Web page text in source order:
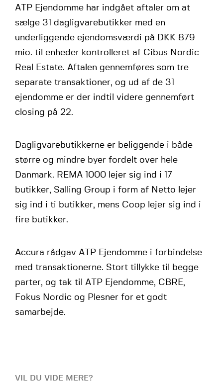
ATP Ejendomme har indgået aftaler om at
sælge 31 dagligvarebutikker med en
underliggende ejendomsværdi på DKK 879
mio. til enheder kontrolleret af Cibus Nordic
Real Estate. Aftalen gennemføres som tre
separate transaktioner, og ud af de 31
ejendomme er der indtil videre gennemført
closing på 22.
Dagligvarebutikkerne er beliggende i både
større og mindre byer fordelt over hele
Danmark. REMA 1000 lejer sig ind i 17
butikker, Salling Group i form af Netto lejer
sig ind i ti butikker, mens Coop lejer sig ind i
fire butikker.
Accura rådgav ATP Ejendomme i forbindelse
med transaktionerne. Stort tillykke til begge
parter, og tak til ATP Ejendomme, CBRE,
Fokus Nordic og Plesner for et godt
samarbejde.
VIL DU VIDE MERE?